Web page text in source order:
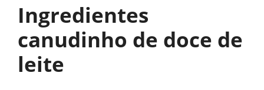
Ingredientes
canudinho de doce de
leite